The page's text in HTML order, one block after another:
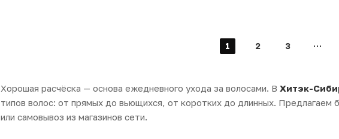
1 2 3
Хорошая расчёска — основа ежедневного ухода за волосами. В Хитэк-
типов волос: от прямых до вьющихся, от коротких до длинных.
или самовывоз из магазинов сети.